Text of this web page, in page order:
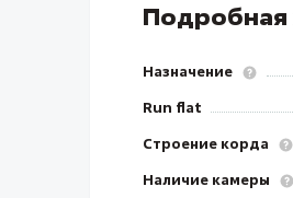
Подробная
Назначение
Run flat
Строение корда
Наличие камеры